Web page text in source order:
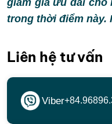
giảm giá ưu đãi cho
trong thời điểm này.
Liên hệ tư vấn
Viber